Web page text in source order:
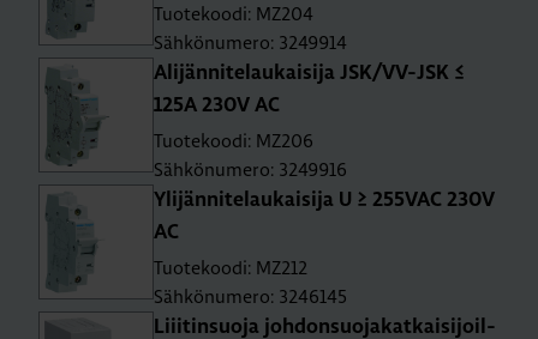
Tuotekoodi: MZ204
Sähkönumero: 3249914
Ali­jän­ni­te­lau­kai­si­ja JSK/VV-JSK ≤
125A 230V AC
Tuotekoodi: MZ206
Sähkönumero: 3249916
Yli­jän­ni­te­lau­kai­si­ja U ≥ 255­VAC 230V
AC
Tuotekoodi: MZ212
Sähkönumero: 3246145
Liii­tin­suo­ja joh­don­suo­ja­kat­kai­si­joil­